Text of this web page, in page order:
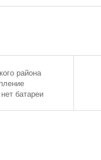
района
батареи